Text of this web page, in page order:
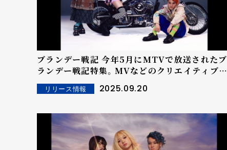
ブランデー戦記 今年5月にMTVで放送されたブ
ランデー戦記特集。MVなどのクリエイティブを
手掛けるナタリー・スカーレットと蓮月の対談を
MTV JapanのYouTubeチャンネルにて公開！
リリース情報 2025.09.20